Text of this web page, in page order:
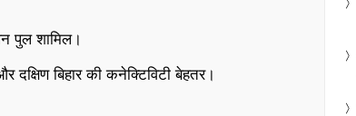
पुल शामिल।
बिहार की कनेक्टिविटी बेहतर।